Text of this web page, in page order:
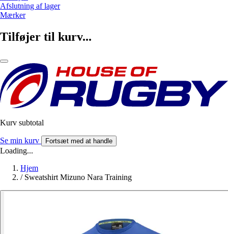
Afslutning af lager
Mærker
Tilføjer til kurv...
Kurv subtotal
Se min kurv Fortsæt med at handle
Loading...
Hjem
/ Sweatshirt Mizuno Nara Training